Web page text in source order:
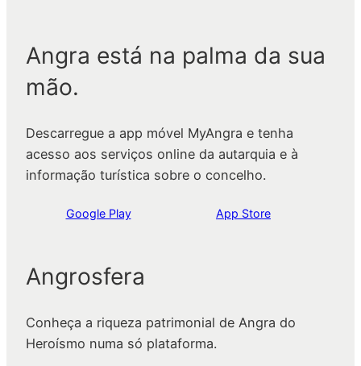
Angra está na palma da sua
mão.
Descarregue a app móvel MyAngra e tenha
acesso aos serviços online da autarquia e à
informação turística sobre o concelho.
Google Play App Store
Angrosfera
Conheça a riqueza patrimonial de Angra do
Heroísmo numa só plataforma.